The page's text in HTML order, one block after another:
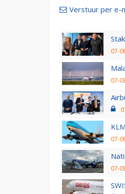
Verstuur per e-
07-
07-
07-
07-